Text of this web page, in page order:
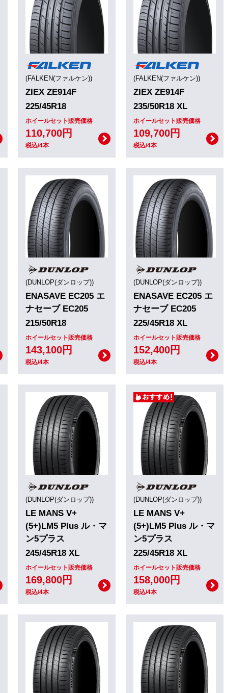
(FALKEN(ファルケン))
ZIEX ZE914F
225/45R18
ホイールセット販売価格
110,700円
税込/4本
(FALKEN(ファルケン))
ZIEX ZE914F
235/50R18 XL
ホイールセット販売価格
109,700円
税込/4本
(DUNLOP(ダンロップ))
ENASAVE EC205 エ
ナセーブ EC205
215/50R18
ホイールセット販売価格
143,100円
税込/4本
(DUNLOP(ダンロップ))
ENASAVE EC205 エ
ナセーブ EC205
225/45R18 XL
ホイールセット販売価格
152,400円
税込/4本
(DUNLOP(ダンロップ))
LE MANS V+
(5+)LM5 Plus ル・マ
ン5プラス
245/45R18 XL
ホイールセット販売価格
169,800円
税込/4本
(DUNLOP(ダンロップ))
LE MANS V+
(5+)LM5 Plus ル・マ
ン5プラス
225/45R18 XL
ホイールセット販売価格
158,000円
税込/4本